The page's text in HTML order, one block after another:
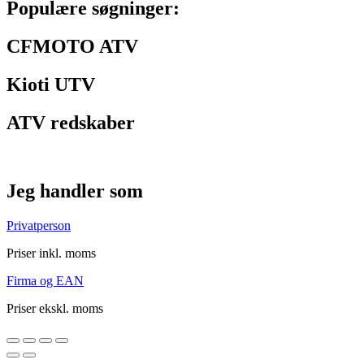
Populære søgninger:
CFMOTO ATV
Kioti UTV
ATV redskaber
Jeg handler som
Privatperson
Priser inkl. moms
Firma og EAN
Priser ekskl. moms